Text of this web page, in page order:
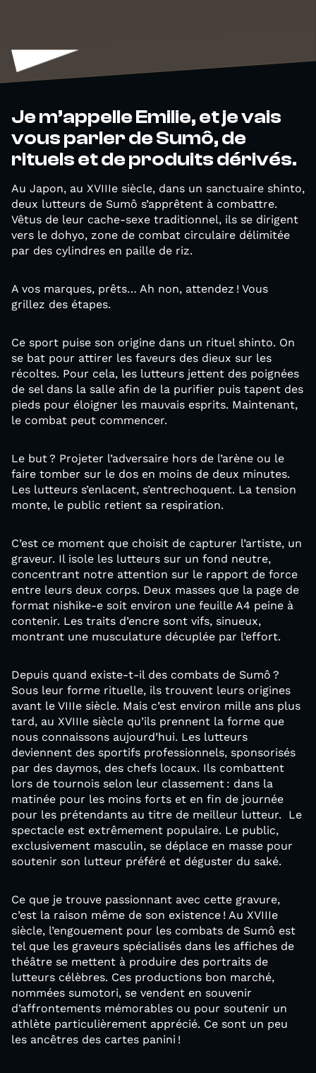
Je m’appelle Emilie, et je vais
vous parler de Sumô, de
rituels et de produits dérivés.
Au Japon, au XVIIIe siècle, dans un sanctuaire shinto,
deux lutteurs de Sumô s’apprêtent à combattre.
Vêtus de leur cache-sexe traditionnel, ils se dirigent
vers le dohyo, zone de combat circulaire délimitée
par des cylindres en paille de riz.
A vos marques, prêts… Ah non, attendez ! Vous
grillez des étapes.
Ce sport puise son origine dans un rituel shinto. On
se bat pour attirer les faveurs des dieux sur les
récoltes. Pour cela, les lutteurs jettent des poignées
de sel dans la salle afin de la purifier puis tapent des
pieds pour éloigner les mauvais esprits. Maintenant,
le combat peut commencer.
Le but ? Projeter l’adversaire hors de l’arène ou le
faire tomber sur le dos en moins de deux minutes.
Les lutteurs s’enlacent, s’entrechoquent. La tension
monte, le public retient sa respiration.
C’est ce moment que choisit de capturer l’artiste, un
graveur. Il isole les lutteurs sur un fond neutre,
concentrant notre attention sur le rapport de force
entre leurs deux corps. Deux masses que la page de
format nishike-e soit environ une feuille A4 peine à
contenir. Les traits d’encre sont vifs, sinueux,
montrant une musculature décuplée par l’effort.
Depuis quand existe-t-il des combats de Sumô ?
Sous leur forme rituelle, ils trouvent leurs origines
avant le VIIIe siècle. Mais c’est environ mille ans plus
tard, au XVIIIe siècle qu’ils prennent la forme que
nous connaissons aujourd’hui. Les lutteurs
deviennent des sportifs professionnels, sponsorisés
par des daymos, des chefs locaux. Ils combattent
lors de tournois selon leur classement : dans la
matinée pour les moins forts et en fin de journée
pour les prétendants au titre de meilleur lutteur. Le
spectacle est extrêmement populaire. Le public,
exclusivement masculin, se déplace en masse pour
soutenir son lutteur préféré et déguster du saké.
Ce que je trouve passionnant avec cette gravure,
c’est la raison même de son existence ! Au XVIIIe
siècle, l’engouement pour les combats de Sumô est
tel que les graveurs spécialisés dans les affiches de
théâtre se mettent à produire des portraits de
lutteurs célèbres. Ces productions bon marché,
nommées sumotori, se vendent en souvenir
d’affrontements mémorables ou pour soutenir un
athlète particulièrement apprécié. Ce sont un peu
les ancêtres des cartes panini !